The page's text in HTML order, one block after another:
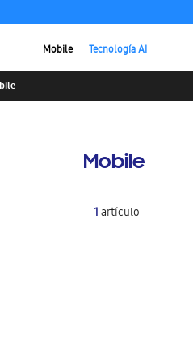
Mobile Tecnología AI
Mobile
1artículo